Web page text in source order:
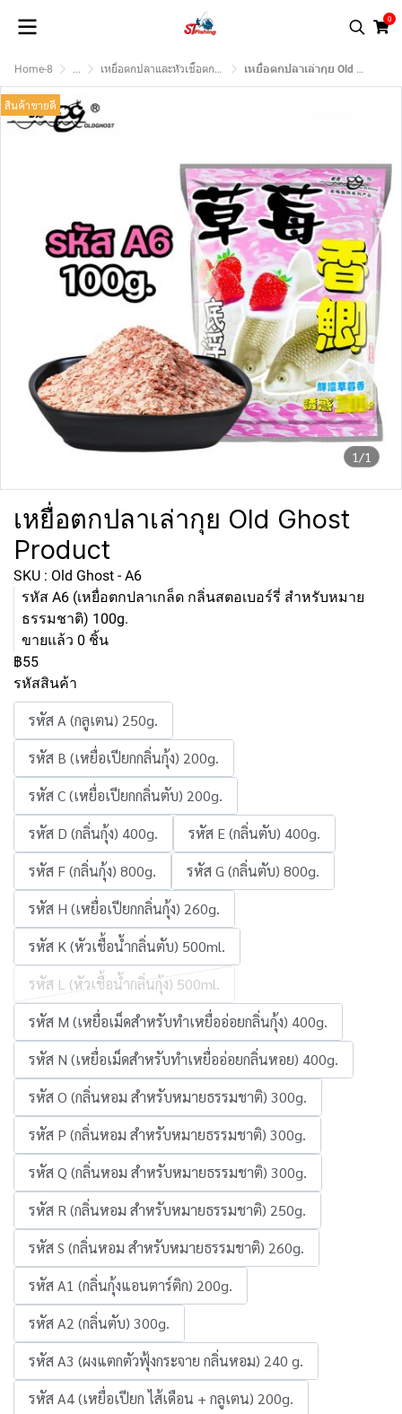
0
Home-8 ... เหยื่อตกปลาและหัวเชื้อตกปลา. เหยื่อตกปลาเล่ากุย Old Ghost Product
1/1
สินค้าขายดี
เหยื่อตกปลาเล่ากุย Old Ghost
Product
SKU : Old Ghost - A6
รหัส A6 (เหยื่อตกปลาเกล็ด กลิ่นสตอเบอร์รี่ สำหรับหมาย
ธรรมชาติ) 100g.
ขายแล้ว 0 ชิ้น
฿55
รหัสสินค้า
รหัส A (กลูเตน) 250g.
รหัส B (เหยื่อเปียกกลิ่นกุ้ง) 200g.
รหัส C (เหยื่อเปียกกลิ่นตับ) 200g.
รหัส D (กลิ่นกุ้ง) 400g.
รหัส E (กลิ่นตับ) 400g.
รหัส F (กลิ่นกุ้ง) 800g.
รหัส G (กลิ่นตับ) 800g.
รหัส H (เหยื่อเปียกกลิ่นกุ้ง) 260g.
รหัส K (หัวเชื้อน้ำกลิ่นตับ) 500ml.
รหัส L (หัวเชื้อน้ำกลิ่นกุ้ง) 500ml.
รหัส M (เหยื่อเม็ดสำหรับทำเหยื่ออ่อยกลิ่นกุ้ง) 400g.
รหัส N (เหยื่อเม็ดสำหรับทำเหยื่ออ่อยกลิ่นหอย) 400g.
รหัส O (กลิ่นหอม สำหรับหมายธรรมชาติ) 300g.
รหัส P (กลิ่นหอม สำหรับหมายธรรมชาติ) 300g.
รหัส Q (กลิ่นหอม สำหรับหมายธรรมชาติ) 300g.
รหัส R (กลิ่นหอม สำหรับหมายธรรมชาติ) 250g.
รหัส S (กลิ่นหอม สำหรับหมายธรรมชาติ) 260g.
รหัส A1 (กลิ่นกุ้งแอนตาร์ติก) 200g.
รหัส A2 (กลิ่นตับ) 300g.
รหัส A3 (ผงแตกตัวฟุ้งกระจาย กลิ่นหอม) 240 g.
รหัส A4 (เหยื่อเปียก ไส้เดือน + กลูเตน) 200g.